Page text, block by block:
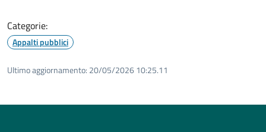
Categorie:
Appalti pubblici
Ultimo aggiornamento: 20/05/2026 10:25.11